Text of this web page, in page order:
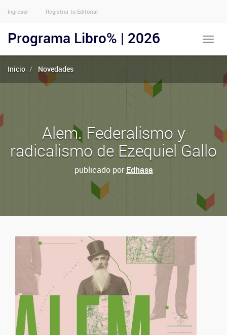
Menu
Usuarios
Anónimos
Ingresar Registrar tu Editorial
Toggle
Programa Libro% | 2026
Inicio Novedades
Alem. Federalismo y
radicalismo de Ezequiel Gallo
publicado porEdhasa